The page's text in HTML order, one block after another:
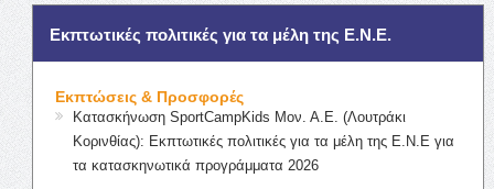
Εκπτωτικές πολιτικές για τα μέλη της Ε.Ν.Ε.
Εκπτώσεις & Προσφορές
Κατασκήνωση SportCampKids Μον. Α.Ε. (Λουτράκι
Κορινθίας): Εκπτωτικές πολιτικές για τα μέλη της Ε.Ν.Ε για
τα κατασκηνωτικά προγράμματα 2026